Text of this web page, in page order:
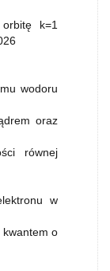
k=1
wodoru
oraz
równej
w
kwantem o